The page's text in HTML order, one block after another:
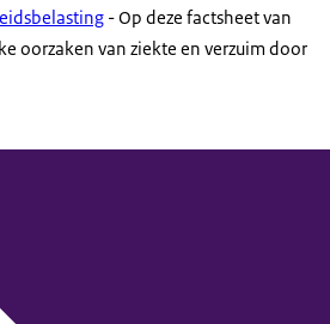
- Op deze factsheetvan
oorzaken van ziekte en verzuim door